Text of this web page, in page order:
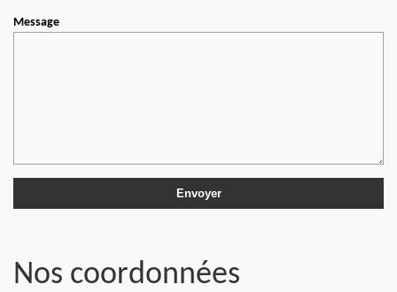
Message
Nos coordonnées